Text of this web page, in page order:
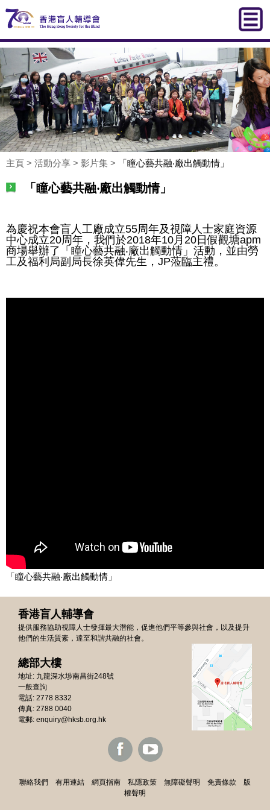
主頁 > 活動分享 > 影片集 > 「瞳心藝共融‧廠出觸動情」
「瞳心藝共融‧廠出觸動情」
為慶祝本會盲人工廠成立55周年及視障人士家庭資源
中心成立20周年，我們於2018年10月20日假觀塘apm
商場舉辦了「瞳心藝共融‧廠出觸動情」活動，並由勞
工及福利局副局長徐英偉先生，JP蒞臨主禮。
「瞳心藝共融‧廠出觸動情」
香港盲人輔導會
提供服務協助視障人士發揮最大潛能，促進他們平等參與社會，以及提升
他們的生活質素，達至和諧共融的社會。
總部大樓
地址: 九龍深水埗南昌街248號
一般查詢
電話: 2778 8332
傳真: 2788 0040
電郵: enquiry@hksb.org.hk
聯絡我們 有用連結 網頁指南 私隱政策 無障礙聲明 免責條款
版
權聲明